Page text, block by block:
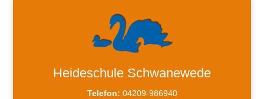
Heideschule Schwanewede
Telefon: 04209-986940